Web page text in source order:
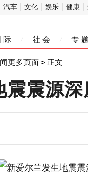
汽车 文化 娱乐 健康
中
际 社 会 专 题
更多页面 > 正文
震震源